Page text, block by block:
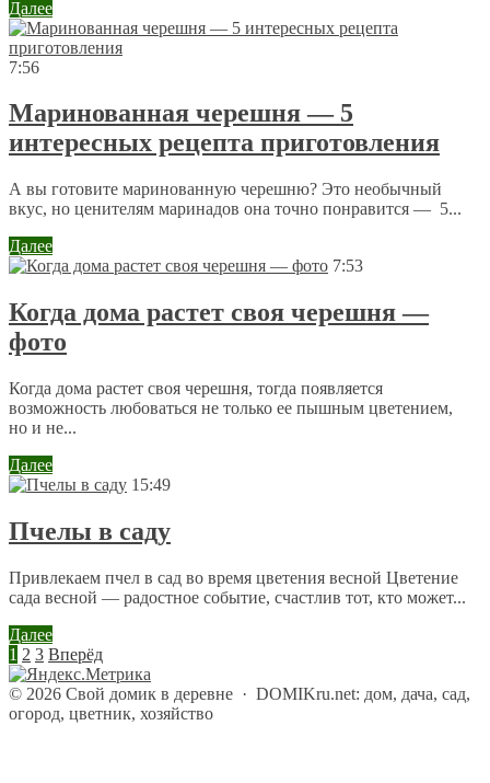
Далее
7:56
Маринованная черешня — 5
интересных рецепта приготовления
А вы готовите маринованную черешню? Это необычный
вкус, но ценителям маринадов она точно понравится — 5...
Далее
7:53
Когда дома растет своя черешня —
фото
Когда дома растет своя черешня, тогда появляется
возможность любоваться не только ее пышным цветением,
но и не...
Далее
15:49
Пчелы в саду
Привлекаем пчел в сад во время цветения весной Цветение
сада весной — радостное событие, счастлив тот, кто может...
Далее
1 2 3 Вперёд
© 2026 Свой домик в деревне · DOMIKru.net: дом, дача, сад,
огород, цветник, хозяйство